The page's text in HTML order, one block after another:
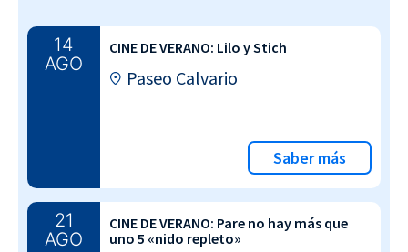
14
AGO
CINE DE VERANO: Lilo y Stich
Paseo Calvario
Saber más
21
AGO
CINE DE VERANO: Pare no hay más que
uno 5 «nido repleto»